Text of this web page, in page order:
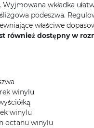
Wyjmowana wkładka
podeszwa.
właściwe
również dostępny w
winylu
winylu
octanu winylu